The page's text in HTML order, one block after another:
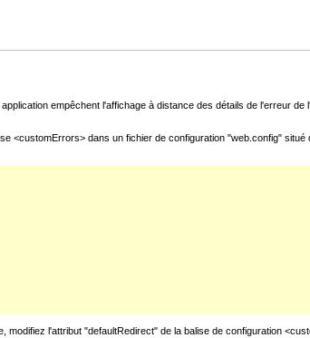
empêchent l'affichage à distance des détails de l'erreur
dans un fichier de configuration "web.config"
l'attribut "defaultRedirect" de la balise de configuration